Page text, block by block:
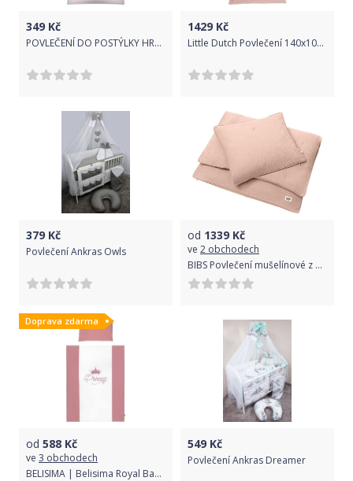
349 Kč
POVLEČENÍ DO POSTÝLKY HROŠÍCI RŮŽOVÁ
1429 Kč
Little Dutch Povlečení 140x100, 40x60 pure pink
379 Kč
Povlečení Ankras Owls
od 1339 Kč
ve 2 obchodech
BIBS Povlečení mušelínové z BIO bavlny, Blush
Doprava zdarma
od 588 Kč
ve 3 obchodech
BELISIMA | Belisima Royal Baby | 2-dílné ložní povlečení Belisima Royal Baby 90/120 růžové | Růžová |
549 Kč
Povlečení Ankras Dreamer